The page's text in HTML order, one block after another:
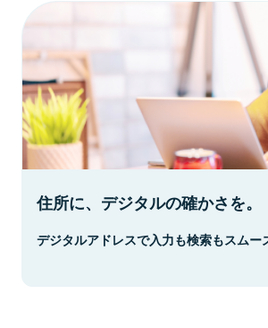
住所に、デジタルの確かさを。
デジタルアドレスで入力も検索もスムー